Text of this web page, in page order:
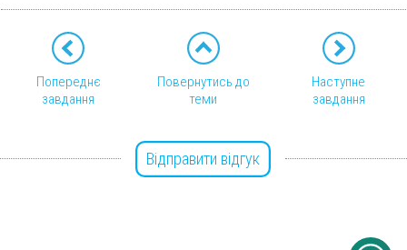
Попереднє
завдання
Повернутись до
теми
Наступне
завдання
Відправити відгук